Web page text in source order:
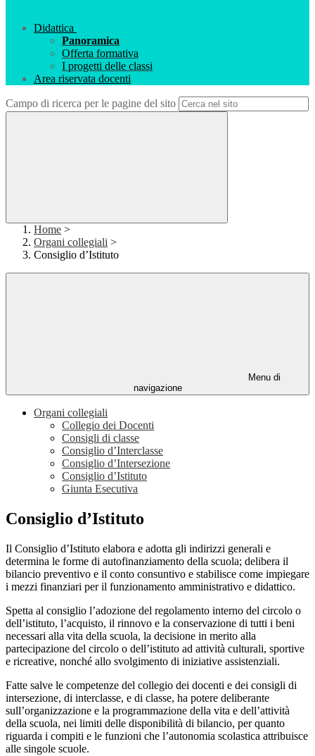
Didattica
Panoramica
Offerta formativa
I progetti delle classi
Area riservata docenti
Campo di ricerca per le pagine del sito
Home >
Organi collegiali >
Consiglio d’Istituto
Menu di
navigazione
Organi collegiali
Collegio dei Docenti
Consigli di classe
Consiglio d’Interclasse
Consiglio d’Intersezione
Consiglio d’Istituto
Giunta Esecutiva
Consiglio d’Istituto
Il Consiglio d’Istituto elabora e adotta gli indirizzi generali e
determina le forme di autofinanziamento della scuola; delibera il
bilancio preventivo e il conto consuntivo e stabilisce come impiegare
i mezzi finanziari per il funzionamento amministrativo e didattico.
Spetta al consiglio l’adozione del regolamento interno del circolo o
dell’istituto, l’acquisto, il rinnovo e la conservazione di tutti i beni
necessari alla vita della scuola, la decisione in merito alla
partecipazione del circolo o dell’istituto ad attività culturali, sportive
e ricreative, nonché allo svolgimento di iniziative assistenziali.
Fatte salve le competenze del collegio dei docenti e dei consigli di
intersezione, di interclasse, e di classe, ha potere deliberante
sull’organizzazione e la programmazione della vita e dell’attività
della scuola, nei limiti delle disponibilità di bilancio, per quanto
riguarda i compiti e le funzioni che l’autonomia scolastica attribuisce
alle singole scuole.